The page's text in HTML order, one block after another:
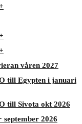
våren 2027
till Egypten i januari
till Sivota okt 2026
2026